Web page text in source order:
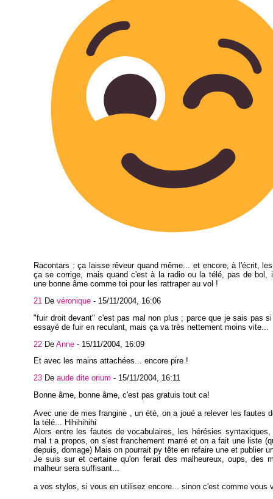
Racontars : ça laisse rêveur quand même... et encore, à l'écrit,
ça se corrige, mais quand c'est à la radio ou la télé, pas de bol,
une bonne âme comme toi pour les rattraper au vol !
21 De véronique - 15/11/2004, 16:06
"fuir droit devant" c'est pas mal non plus ; parce que je sais pas
essayé de fuir en reculant, mais ça va très nettement moins vite...
22 De Anne - 15/11/2004, 16:09
Et avec les mains attachées... encore pire !
23 De aude dite orium - 15/11/2004, 16:11
Bonne âme, bonne âme, c'est pas gratuis tout ca!
Avec une de mes frangine , un été, on a joué a relever les fautes
la télé... Hihihihihi
Alors entre les fautes de vocabulaires, les hérésies
mal t a propos, on s'est franchement marré et on a fait une liste
depuis, domage) Mais on pourrait py tête en refaire une et publier
Je suis sur et certaine qu'on ferait des malheureux, oups, des
malheur sera suffisant...
a vos stylos, si vous en utilisez encore... sinon c'est comme vous